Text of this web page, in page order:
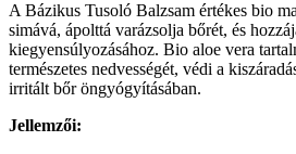
A Bázikus Tusoló Balzsam értékes bio
simává, ápolttá varázsolja bőrét, és
kiegyensúlyozásához. Bio aloe vera
természetes nedvességét, védi a
irritált bőr öngyógyításában.
Jellemzői: